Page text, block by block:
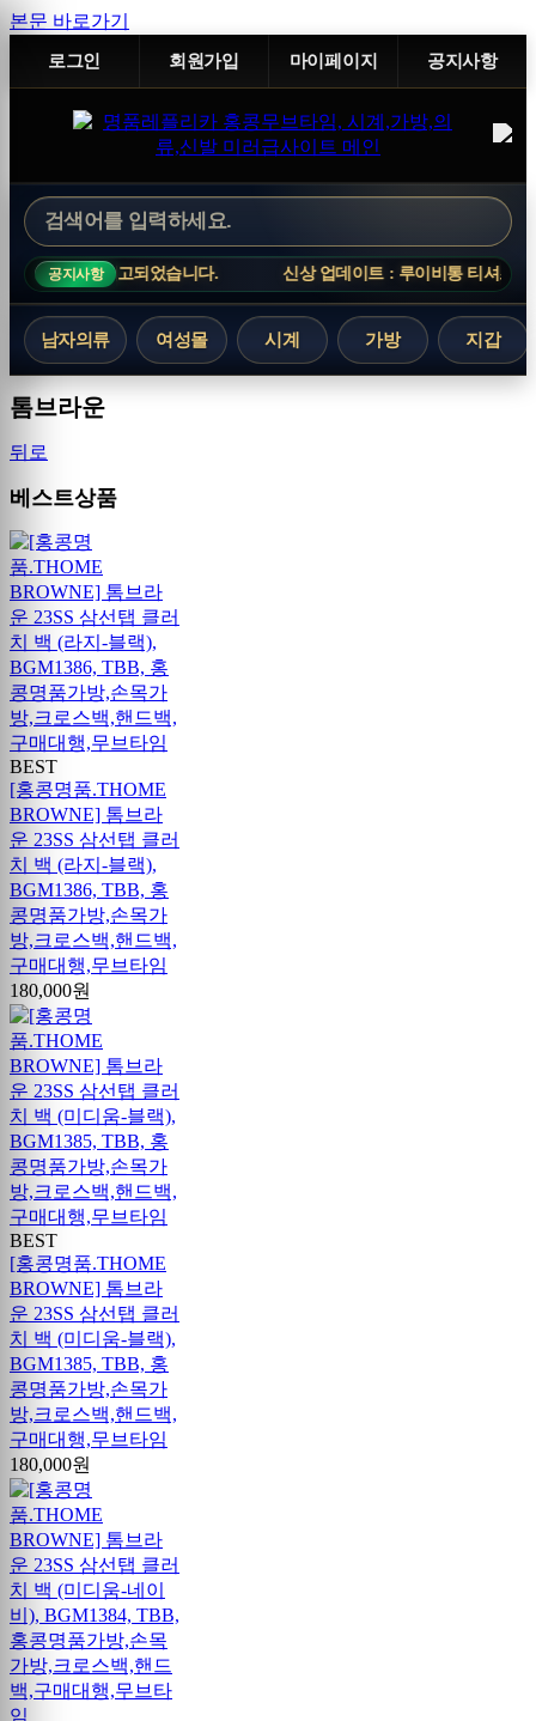
본문 바로가기
로그인 회원가입 마이페이지 공지사항
공지사항
고되었습니다. 신상 업데이트 : 루이비통 티셔츠, 아크네스튜디
남자의류 여성몰 시계 가방 지갑
톰브라운
뒤로
베스트상품
BEST
[홍콩명품.THOME
BROWNE] 톰브라
운 23SS 삼선탭 클러
치 백 (라지-블랙),
BGM1386, TBB, 홍
콩명품가방,손목가
방,크로스백,핸드백,
구매대행,무브타임
180,000원
BEST
[홍콩명품.THOME
BROWNE] 톰브라
운 23SS 삼선탭 클러
치 백 (미디움-블랙),
BGM1385, TBB, 홍
콩명품가방,손목가
방,크로스백,핸드백,
구매대행,무브타임
180,000원